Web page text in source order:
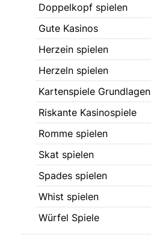
Doppelkopf spielen
Gute Kasinos
Herzein spielen
Herzeln spielen
Kartenspiele Grundlagen
Riskante Kasinospiele
Romme spielen
Skat spielen
Spades spielen
Whist spielen
Würfel Spiele